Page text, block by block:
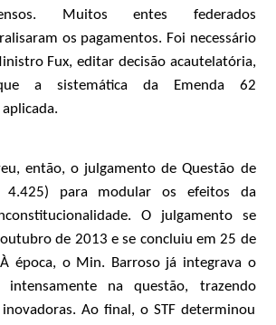
Muitos entes federados
os pagamentos. Foi necessário
Fux, editar decisão acautelatória,
a sistemática da Emenda 62
então, o julgamento de Questão de
4.425) para modular os efeitos da
O julgamento se
de 2013 e se concluiu em 25 de
época, o Min. Barroso já integrava o
na questão, trazendo
Ao final, o STF determinou